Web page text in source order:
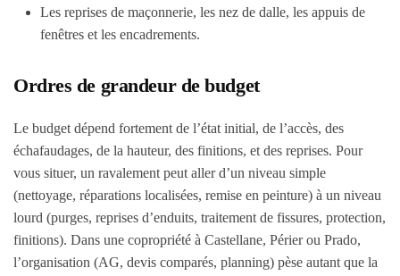
Les reprises de maçonnerie, les nez de dalle, les appuis de
fenêtres et les encadrements.
Ordres de grandeur de budget
Le budget dépend fortement de l’état initial, de l’accès, des
échafaudages, de la hauteur, des finitions, et des reprises. Pour
vous situer, un ravalement peut aller d’un niveau simple
(nettoyage, réparations localisées, remise en peinture) à un niveau
lourd (purges, reprises d’enduits, traitement de fissures, protection,
finitions). Dans une copropriété à Castellane, Périer ou Prado,
l’organisation (AG, devis comparés, planning) pèse autant que la